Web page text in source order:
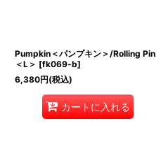
Pumpkin＜パンプキン＞/Rolling Pin
＜L＞ [fk069-b]
6,380円(税込)
カートに入れる